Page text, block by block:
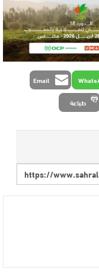
Email
طباعة